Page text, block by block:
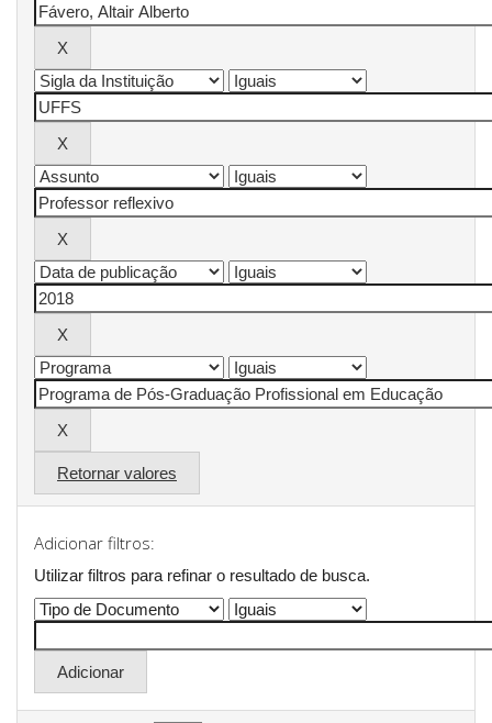
Retornar valores
Adicionar filtros:
Utilizar filtros para refinar o resultado de busca.